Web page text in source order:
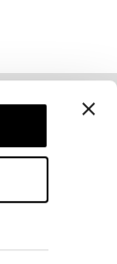
Recevez des
nouvelles et